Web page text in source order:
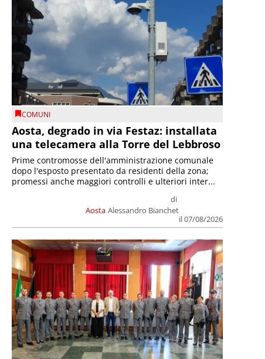
COMUNI
Aosta, degrado in via Festaz: installata
una telecamera alla Torre del Lebbroso
Aosta
di
Alessandro Bianchet
il 07/08/2026
Prime contromosse dell'amministrazione comunale
dopo l'esposto presentato da residenti della zona;
promessi anche maggiori controlli e ulteriori inter...